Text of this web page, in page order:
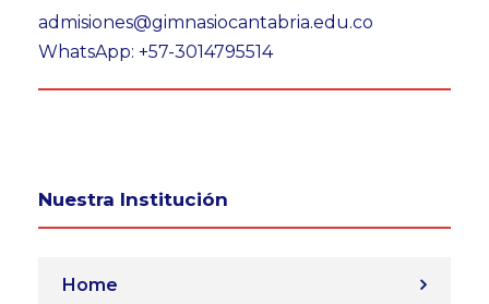
admisiones@gimnasiocantabria.edu.co
WhatsApp: +57-3014795514
Nuestra Institución
Home